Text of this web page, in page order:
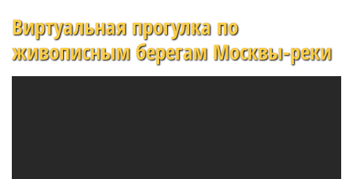
Виртуальная прогулка по
живописным берегам Москвы-реки